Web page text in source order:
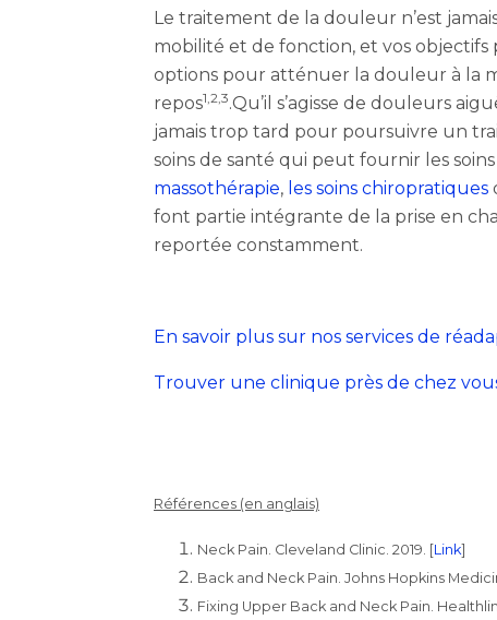
Le traitement de la douleur n’est
mobilité et de fonction, et vos
options pour atténuer la douleur à la
repos1,2,3.Qu’il s’agisse de douleurs
jamais trop tard pour poursuivre un
soins de santé qui peut fournir les
massothérapie, les soins chiropratiques
font partie intégrante de la prise en
reportée constamment.
En savoir plus sur nos services de
Trouver une clinique près de chez
Références (en anglais)
Neck Pain. Cleveland Clinic. 2019. [Link]
Back and Neck Pain. Johns Hopkins
Fixing Upper Back and Neck Pain.